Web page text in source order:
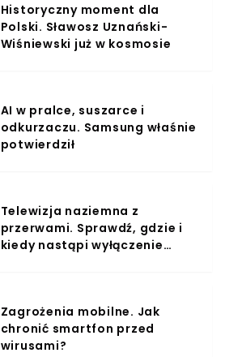
Historyczny moment dla
Polski. Sławosz Uznański-
Wiśniewski już w kosmosie
AI w pralce, suszarce i
odkurzaczu. Samsung właśnie
potwierdził
Telewizja naziemna z
przerwami. Sprawdź, gdzie i
kiedy nastąpi wyłączenie
Zagrożenia mobilne. Jak
chronić smartfon przed
wirusami?